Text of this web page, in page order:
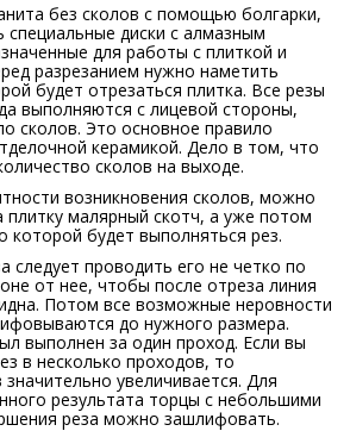
без сколов с помощью болгарки,
специальные диски с алмазным
для работы с плиткой и
разрезанием нужно наметить
будет отрезаться плитка. Все резы
выполняются с лицевой стороны,
сколов. Это основное правило
керамикой. Дело в том, что
сколов на выходе.
возникновения сколов, можно
плитку малярный скотч, а уже потом
которой будет выполняться рез.
следует проводить его не четко по
от нее, чтобы после отреза линия
Потом все возможные неровности
до нужного размера.
выполнен за один проход. Если вы
в несколько проходов, то
увеличивается. Для
результата торцы с небольшими
реза можно зашлифовать.